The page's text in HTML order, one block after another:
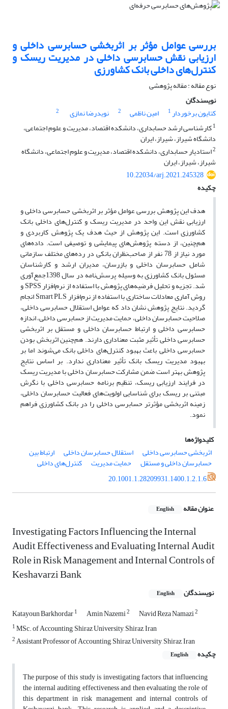
بررسی عوامل مؤثر بر اثربخشی حسابرسی داخلی و
ارزیابی نقش حسابرسی داخلی در مدیریت ریسک و
کنترل‌های داخلی بانک کشاورزی
نوع مقاله : مقاله پژوهشی
نویسندگان
کتایون برخوردار1 امین ناظمی 2 نویدرضا نمازی
2
1کارشناسی ارشد حسابداری، دانشکده اقتصاد، مدیریت و علوم اجتماعی،
دانشگاه شیراز، شیراز، ایران
2استادیار حسابداری، دانشکده اقتصاد، مدیریت و علوم اجتماعی، دانشگاه
شیراز، شیراز، ایران
10.22034/arj.2021.245328
چکیده
هدف این پژوهش بررسی عوامل مؤثر بر اثربخشی حسابرسی داخلی و
ارزیابی نقش این واحد در مدیریت ریسک و کنترل‌های داخلی بانک
کشاورزی است. این پژوهش از حیث هدف یک پژوهش کاربردی و
هم‌چنین، از دسته پژوهش‌های پیمایشی و توصیفی است. داده‌های
مورد نیاز از 78 نفر از صاحب‌نظران بانکی در رده‌های مختلف سازمانی
شامل حسابرسان داخلی و بازرسان، مدیران ارشد و کارشناسان
مسئول بانک کشاورزی به وسیله پرسش‌نامه در سال 1398جمع‌آوری
شد. تجزیه و تحلیل فرضیه‌های پژوهش با استفاده از نرم‌افزار SPSS و
روش آماری معادلات ساختاری با استفاده از نرم‌افزار Smart PLS انجام
گردید. نتایج پژوهش نشان داد که عوامل استقلال حسابرسی داخلی،
صلاحیت حسابرسان داخلی، حمایت مدیریت از حسابرسی داخلی، اندازه
حسابرسی داخلی و ارتباط حسابرسان داخلی و مستقل بر اثربخشی
حسابرسی داخلی تأثیر مثبت معناداری دارند. هم‌چنین اثربخش بودن
حسابرسی داخلی باعث بهبود کنترل‌های داخلی بانک می‌شوند اما بر
بهبود مدیریت ریسک بانک تأثیر معناداری ندارد. بر اساس نتایج
پژوهش بهتر است ضمن مشارکت حسابرسان داخلی با مدیریت ریسک
در فرایند ارزیابی ریسک، تنظیم برنامه حسابرسی داخلی با نگرش
مبتنی بر ریسک برای شناسایی اولویت‌های فعالیت حسابرسان داخلی،
زمینه اثربخشی مؤثرتر حسابرسی داخلی را در بانک کشاورزی فراهم
نمود.
کلیدواژه‌ها
اثربخشی حسابرسی داخلی
استقلال حسابرسان داخلی ارتباط بین
حسابرسان داخلی و مستقل حمایت مدیریت
کنترل‌های داخلی
20.1001.1.28209931.1400.1.2.1.6
عنوان مقاله English
Investigating Factors Influencing the Internal
Audit Effectiveness and Evaluating Internal Audit
Role in Risk Management and Internal Controls of
Keshavarzi Bank
نویسندگان English
Katayoun Barkhordar1 Amin Nazemi2 Navid Reza Namazi2
1MSc. of Accounting, Shiraz University, Shiraz, Iran
2Assistant Professor of Accounting, Shiraz University, Shiraz, Iran
چکیده
English
The purpose of this study is investigating factors that influencing
the internal auditing effectiveness and then evaluating the role of
this department in risk management and internal controls of